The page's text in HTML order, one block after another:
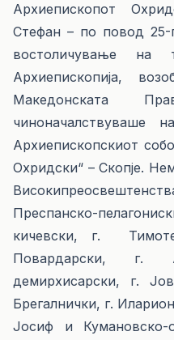
Архиепископот
Стефан – по повод 25-
востоличување на
Архиепископија,
Македонската
чиноначалствуваше
Архиепископскиот
Охридски“ – Скопје.
Преспанско-
кичевски, г.
Повардарски, г.
демирхисарски, г.
Брегалнички, г.
Јосиф и Кумановско-